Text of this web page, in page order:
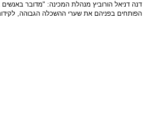
דנה דניאל הורוביץ מנהלת המכינה: "מדובר
הפותחים בפניהם את שערי ההשכלה הגבוהה,